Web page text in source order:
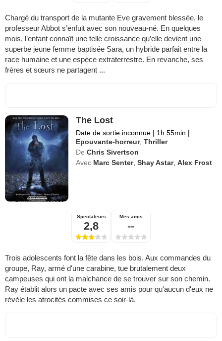
Chargé du transport de la mutante Eve gravement blessée, le
professeur Abbot s’enfuit avec son nouveau-né. En quelques
mois, l’enfant connaît une telle croissance qu’elle devient une
superbe jeune femme baptisée Sara, un hybride parfait entre la
race humaine et une espèce extraterrestre. En revanche, ses
frères et sœurs ne partagent ...
The Lost
Date de sortie inconnue | 1h 55min |
Epouvante-horreur,Thriller
De Chris Sivertson
Avec Marc Senter,Shay Astar,Alex Frost
Spectateurs
2,8
Mes amis
--
Trois adolescents font la fête dans les bois. Aux commandes du
groupe, Ray, armé d'une carabine, tue brutalement deux
campeuses qui ont la malchance de se trouver sur son chemin.
Ray établit alors un pacte avec ses amis pour qu'aucun d'eux ne
révèle les atrocités commises ce soir-là.